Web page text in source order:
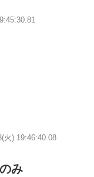
火) 19:46:40.08
み